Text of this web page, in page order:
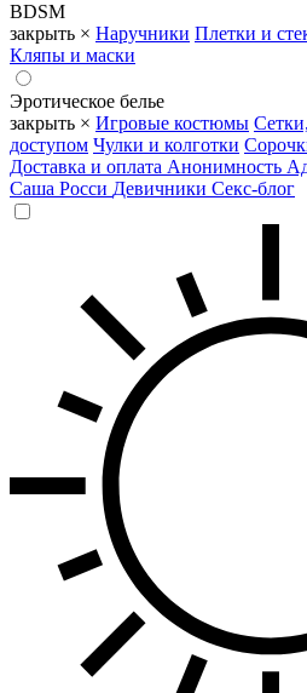
BDSM
закрыть × Наручники Плетки и
Кляпы и маски
Эротическое белье
закрыть × Игровые костюмы
доступом Чулки и колготки
Доставка и оплата Анонимность
Саша Росси Девичники Секс-блог